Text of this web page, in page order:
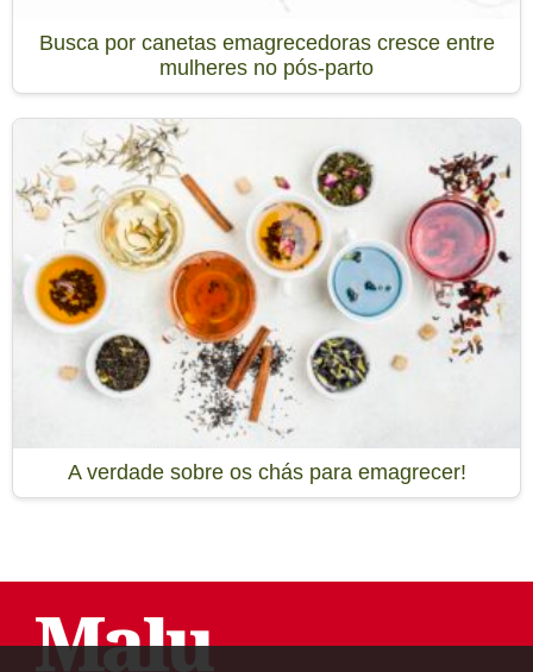
Busca por canetas emagrecedoras cresce entre
mulheres no pós-parto
A verdade sobre os chás para emagrecer!